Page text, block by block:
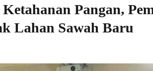
Pangan,
Lahan Sawah Baru